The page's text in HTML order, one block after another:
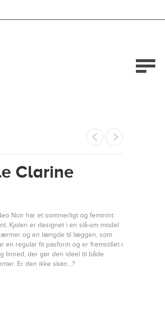
Clarine
Noir har et sommerligt og feminint
Kjolen er designet i en slå-om model
og en længde til læggen, som
en regular fit pasform og er fremstillet i
linned, der gør den ideel til både
Er den ikke skøn...?